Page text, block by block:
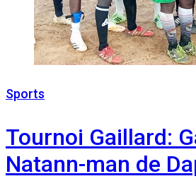
Sports
Tournoi Gaillard:
Natann-man de